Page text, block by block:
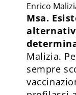
Enrico
Msa.
Malizia.
sempre